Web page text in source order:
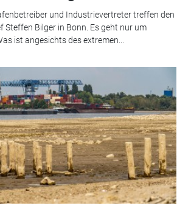
und Industrievertreter treffen den
Steffen Bilger in Bonn. Es geht nur um
ist angesichts des extremen...